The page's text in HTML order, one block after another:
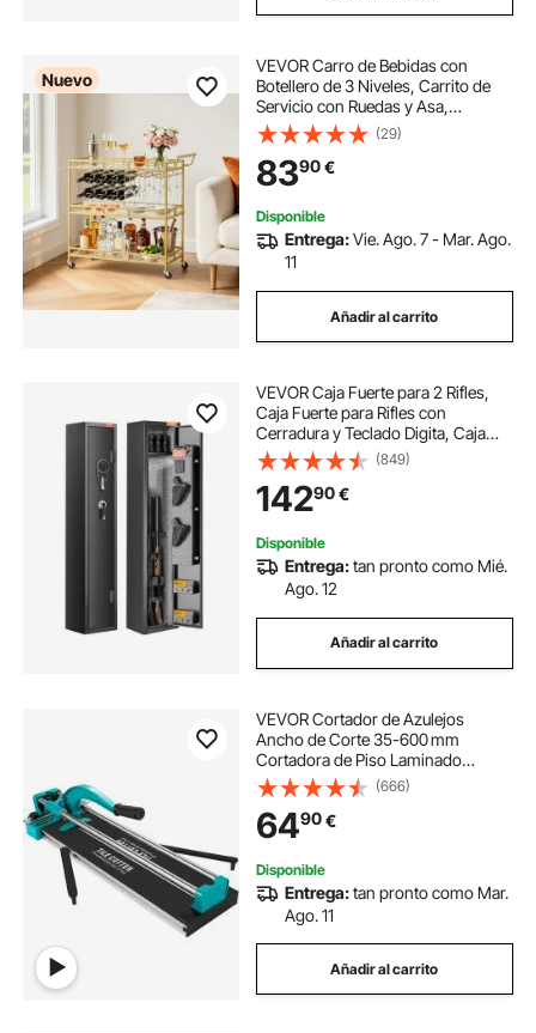
Nuevo
VEVOR Carro de Bebidas con
Botellero de 3 Niveles, Carrito de
Servicio con Ruedas y Asa,
Estantes de Vidrio Espejado,
Soporte para Copas, para Sala de
Estar, Comedor, Cocina,
88x38x89 cm, Dorado
(29)
8390€
Disponible
Entrega:Vie. Ago. 7 - Mar. Ago.
11
Añadir al carrito
VEVOR Caja Fuerte para 2 Rifles,
Caja Fuerte para Rifles con
Cerradura y Teclado Digita, Caja
Fuerte de Armas de Acceso Rápido
con Estante Extraíble para Pistolas
y Pistolas Largas en el Hogar
(849)
14290€
Disponible
Entrega:tan pronto como Mié.
Ago. 12
Añadir al carrito
VEVOR Cortador de Azulejos
Ancho de Corte 35-600 mm
Cortadora de Piso Laminado
Espesor de Corte 6-15 mm
Cortador Manual de Azulejos de
Aluminio Corte Preciso y Suave
para Piedra, Baldosas Ordinarias
(666)
6490€
Disponible
Entrega:tan pronto como Mar.
Ago. 11
Añadir al carrito